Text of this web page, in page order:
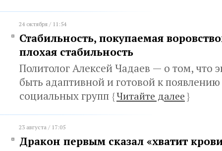
24 октября / 11:54
Стабильность, покупаемая
плохая стабильность
Политолог Алексей Чадаев — о том, что
быть адаптивной и готовой к
социальных групп {Читайте далее}
23 августа / 17:05
Дракон первым сказал «хватит